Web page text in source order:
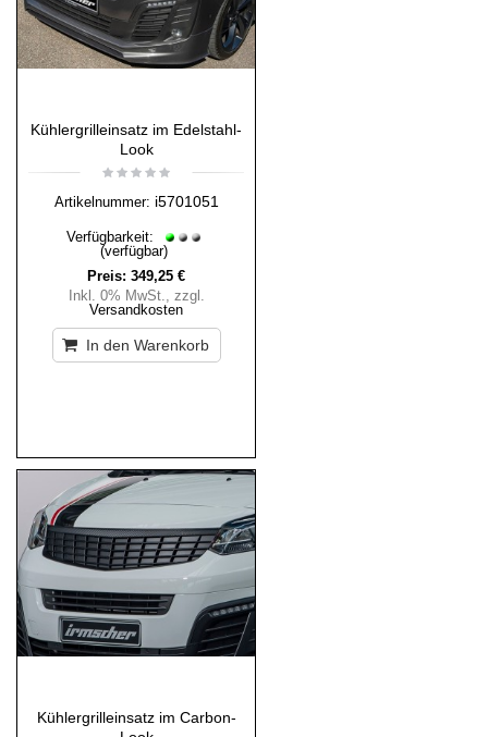
Kühlergrilleinsatz im Edelstahl-
Look
Artikelnummer: i5701051
Verfügbarkeit:
(verfügbar)
Preis: 349,25 €
Inkl. 0% MwSt., zzgl.
Versandkosten
In den Warenkorb
Kühlergrilleinsatz im Carbon-